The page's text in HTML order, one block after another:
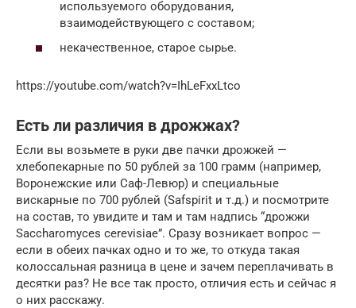
используемого оборудования,
взаимодействующего с составом;
некачественное, старое сырье.
https://youtube.com/watch?v=IhLeFxxLtco
Есть ли различия в дрожжах?
Если вы возьмете в руки две пачки дрожжей —
хлебопекарные по 50 рублей за 100 грамм (например,
Воронежские или Саф-Левюр) и специальные
вискарные по 700 рублей (Safspirit и т.д.) и посмотрите
на состав, то увидите и там и там надпись “дрожжи
Saccharomyces cerevisiae”. Сразу возникает вопрос —
если в обеих пачках одно и то же, то откуда такая
колоссальная разница в цене и зачем переплачивать в
десятки раз? Не все так просто, отличия есть и сейчас я
о них расскажу.